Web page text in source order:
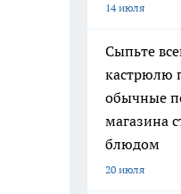
14 июля
Сыпьте
кастрюлю
обычные
магазина
блюдом
20 июля